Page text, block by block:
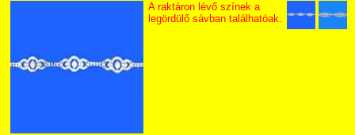
A raktáron lévő színek a
legördülő sávban találhatóak.